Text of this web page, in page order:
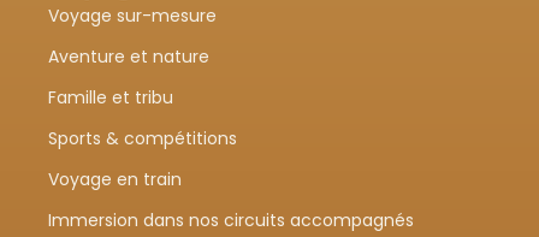
Voyage sur-mesure
Aventure et nature
Famille et tribu
Sports & compétitions
Voyage en train
Immersion dans nos circuits accompagnés